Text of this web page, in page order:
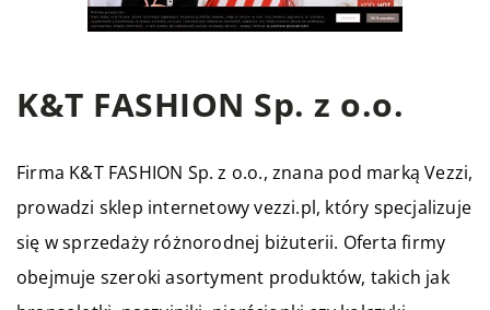
K&T FASHION Sp. z o.o.
Firma K&T FASHION Sp. z o.o., znana pod marką Vezzi,
prowadzi sklep internetowyvezzi.pl, który specjalizuje
się w sprzedaży różnorodnej biżuterii. Oferta firmy
obejmuje szeroki asortyment produktów, takich jak